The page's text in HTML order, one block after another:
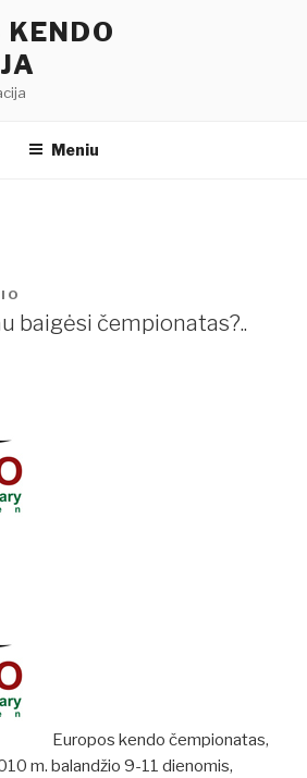
Meniu
baigėsi čempionatas?..
Europos kendo čempionatas,
m. balandžio 9-11 dienomis,